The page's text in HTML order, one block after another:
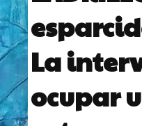
La
ocupar